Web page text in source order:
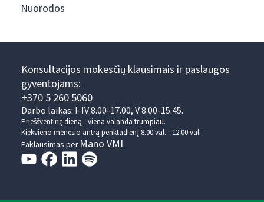
Nuorodos
Konsultacijos mokesčių klausimais ir paslaugos
gyventojams:
+370 5 260 5060
Darbo laikas: I-IV 8.00-17.00, V 8.00-15.45.
Prieššventinę dieną - viena valanda trumpiau.
Kiekvieno mėnesio antrą penktadienį 8.00 val. - 12.00 val.
Paklausimas per Mano VMI